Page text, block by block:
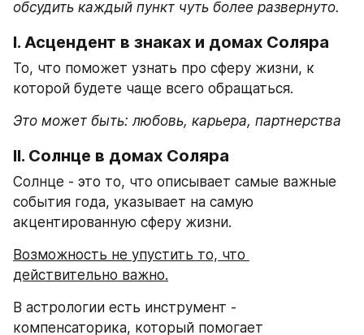
обсудить каждый пункт чуть более развернуто.
I. Асцендент в знаках и домах Соляра
То, что поможет узнать про сферу жизни, к
которой будете чаще всего обращаться.
Это может быть: любовь, карьера, партнерства
II. Солнце в домах Соляра
Солнце - это то, что описывает самые важные
события года, указывает на самую
акцентированную сферу жизни.
Возможность не упустить то, что
действительно важно.
В астрологии есть инструмент -
компенсаторика, который помогает